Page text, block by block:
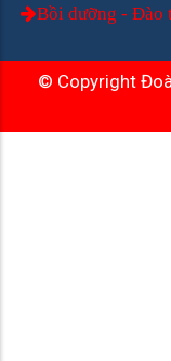
Bồi dưỡng - Đào
© Copyright